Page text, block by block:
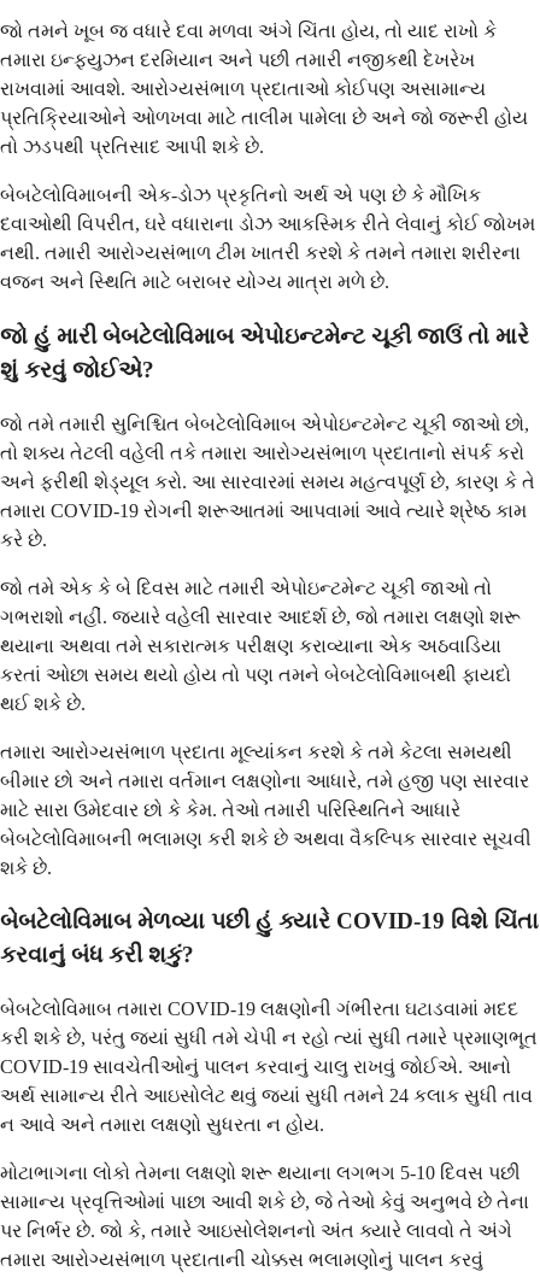
જો તમને ખૂબ જ વધારે દવા મળવા અંગે ચિંતા હોય, તો યાદ રાખો કે
તમારા ઇન્ફ્યુઝન દરમિયાન અને પછી તમારી નજીકથી દેખરેખ
રાખવામાં આવશે. આરોગ્યસંભાળ પ્રદાતાઓ કોઈપણ અસામાન્ય
પ્રતિક્રિયાઓને ઓળખવા માટે તાલીમ પામેલા છે અને જો જરૂરી હોય
તો ઝડપથી પ્રતિસાદ આપી શકે છે.
બેબટેલોવિમાબની એક-ડોઝ પ્રકૃતિનો અર્થ એ પણ છે કે મૌખિક
દવાઓથી વિપરીત, ઘરે વધારાના ડોઝ આકસ્મિક રીતે લેવાનું કોઈ જોખમ
નથી. તમારી આરોગ્યસંભાળ ટીમ ખાતરી કરશે કે તમને તમારા શરીરના
વજન અને સ્થિતિ માટે બરાબર યોગ્ય માત્રા મળે છે.
જો હું મારી બેબટેલોવિમાબ એપોઇન્ટમેન્ટ ચૂકી જાઉં તો મારે
શું કરવું જોઈએ?
જો તમે તમારી સુનિશ્ચિત બેબટેલોવિમાબ એપોઇન્ટમેન્ટ ચૂકી જાઓ છો,
તો શક્ય તેટલી વહેલી તકે તમારા આરોગ્યસંભાળ પ્રદાતાનો સંપર્ક કરો
અને ફરીથી શેડ્યૂલ કરો. આ સારવારમાં સમય મહત્વપૂર્ણ છે, કારણ કે તે
તમારા COVID-19 રોગની શરૂઆતમાં આપવામાં આવે ત્યારે શ્રેષ્ઠ કામ
કરે છે.
જો તમે એક કે બે દિવસ માટે તમારી એપોઇન્ટમેન્ટ ચૂકી જાઓ તો
ગભરાશો નહીં. જ્યારે વહેલી સારવાર આદર્શ છે, જો તમારા લક્ષણો શરૂ
થયાના અથવા તમે સકારાત્મક પરીક્ષણ કરાવ્યાના એક અઠવાડિયા
કરતાં ઓછા સમય થયો હોય તો પણ તમને બેબટેલોવિમાબથી ફાયદો
થઈ શકે છે.
તમારા આરોગ્યસંભાળ પ્રદાતા મૂલ્યાંકન કરશે કે તમે કેટલા સમયથી
બીમાર છો અને તમારા વર્તમાન લક્ષણોના આધારે, તમે હજી પણ સારવાર
માટે સારા ઉમેદવાર છો કે કેમ. તેઓ તમારી પરિસ્થિતિને આધારે
બેબટેલોવિમાબની ભલામણ કરી શકે છે અથવા વૈકલ્પિક સારવાર સૂચવી
શકે છે.
બેબટેલોવિમાબ મેળવ્યા પછી હું ક્યારે COVID-19 વિશે ચિંતા
કરવાનું બંધ કરી શકું?
બેબટેલોવિમાબ તમારા COVID-19 લક્ષણોની ગંભીરતા ઘટાડવામાં મદદ
કરી શકે છે, પરંતુ જ્યાં સુધી તમે ચેપી ન રહો ત્યાં સુધી તમારે પ્રમાણભૂત
COVID-19 સાવચેતીઓનું પાલન કરવાનું ચાલુ રાખવું જોઈએ. આનો
અર્થ સામાન્ય રીતે આઇસોલેટ થવું જ્યાં સુધી તમને 24 કલાક સુધી તાવ
ન આવે અને તમારા લક્ષણો સુધરતા ન હોય.
મોટાભાગના લોકો તેમના લક્ષણો શરૂ થયાના લગભગ 5-10 દિવસ પછી
સામાન્ય પ્રવૃત્તિઓમાં પાછા આવી શકે છે, જે તેઓ કેવું અનુભવે છે તેના
પર નિર્ભર છે. જો કે, તમારે આઇસોલેશનનો અંત ક્યારે લાવવો તે અંગે
તમારા આરોગ્યસંભાળ પ્રદાતાની ચોક્કસ ભલામણોનું પાલન કરવું